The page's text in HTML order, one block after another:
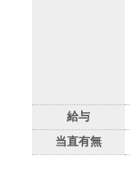
給与
当直有無